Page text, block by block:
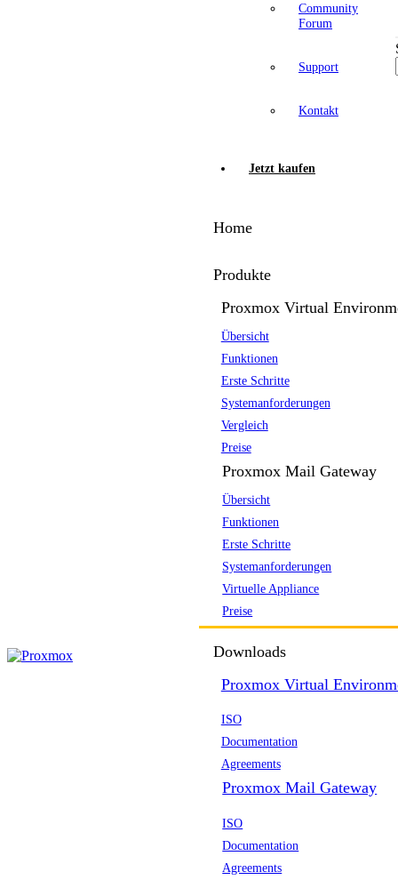
Community
Forum
Support
Kontakt
Jetzt kaufen
Home
Produkte
Proxmox Virtual
Übersicht
Funktionen
Erste Schritte
Systemanforderungen
Vergleich
Preise
Proxmox Mail Gateway
Übersicht
Funktionen
Erste Schritte
Systemanforderungen
Virtuelle Appliance
Preise
Downloads
Proxmox Virtual
ISO
Documentation
Agreements
Proxmox Mail Gateway
ISO
Documentation
Agreements